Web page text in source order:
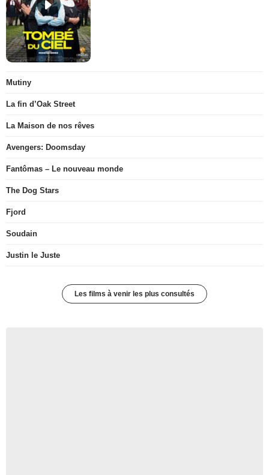
Mutiny
La fin d’Oak Street
La Maison de nos rêves
Avengers: Doomsday
Fantômas – Le nouveau monde
The Dog Stars
Fjord
Soudain
Justin le Juste
Les films à venir les plus consultés